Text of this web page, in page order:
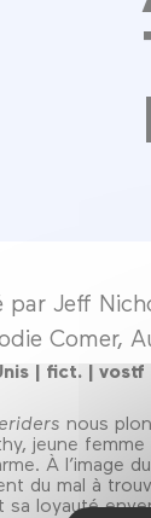
par Jeff
Comer,
| fict. | vostf
nous
jeune
À l’image
du mal à
sa loyauté